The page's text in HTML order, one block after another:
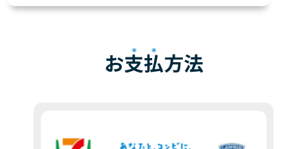
お支払方法